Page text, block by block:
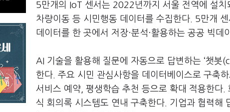
5만개의 IoT 센서는 2022년까지 서울 전역에 설치
차량이동 등 시민행동 데이터를 수집한다. 5만개
데이터를 한 곳에서 저장·분석·활용하는 공공 빅데
AI 기술을 활용해 질문에 자동으로 답변하는 ‘챗
한다. 주요 시민 관심사항을 데이터베이스로 구축
서비스 예약, 평생학습 추천 등으로 확대 적용한다
식 회의록 시스템도 연내 구축한다. 기업과 협력해